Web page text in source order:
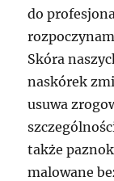
do
Skóra
naskórek
usuwa
także
malowane